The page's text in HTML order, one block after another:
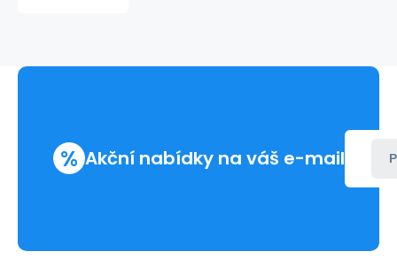
73690-
% Akční nabídky na váš e-mail